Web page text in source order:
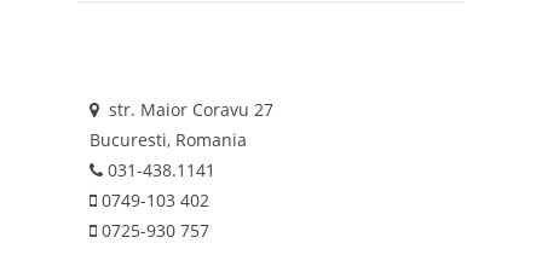
str. Maior Coravu 27
Bucuresti, Romania
031-438.1141
0749-103 402
0725-930 757